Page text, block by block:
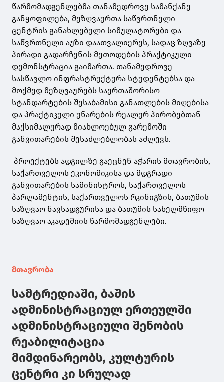
წარმომადგენლებმა თანამედროვე სამანქანე
განყოფილება, მეზღვაურთა საწვრთნელი
ცენტრის განახლებული სიმულატორები და
საწვრთნელი აუზი დაათვალიერეს, სადაც ზღვაზე
პირადი გადარჩენის მეთოდების პრაქტიკული
დემონსტრაცია გაიმართა. თანამედროვე
სასწავლო ინფრასტრუქტურა სტუდენტებსა და
მოქმედ მეზღვაურებს საერთაშორისო
სტანდარტების შესაბამისი განათლების მიღებისა
და პრაქტიკული უნარების რეალურ პირობებთან
მაქსიმალურად მიახლოებულ გარემოში
განვითარების შესაძლებლობას აძლევს.
პროექტებს ადგილზე გაეცნენ აჭარის მთავრობის,
საქართველოს ეკონომიკისა და მდგრადი
განვითარების სამინისტროს, საქართველოს
პარლამენტის, საქართველოს რკინიგზის, ბათუმის
საზღვაო ნავსადგურისა და ბათუმის სახელმწიფო
საზღვაო აკადემიის წარმომადგენლები.
მთავრობა
სამტრედიაში, ბაშის
ადმინისტრაციულ ერთეულში
ადმინისტრაციული შენობის
რეაბილიტაცია
მიმდინარეობს, კულტურის
ცენტრი კი სრულად